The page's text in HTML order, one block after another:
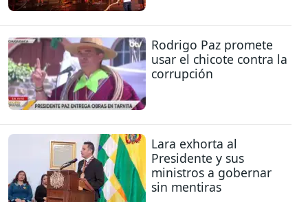
Rodrigo Paz promete
usar el chicote contra la
corrupción
Lara exhorta al
Presidente y sus
ministros a gobernar
sin mentiras